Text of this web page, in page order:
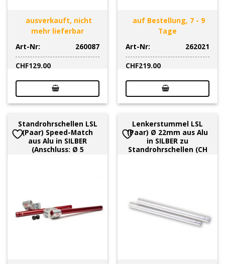
ausverkauft, nicht
mehr lieferbar
Art-Nr:
260087
CHF129.00
auf Bestellung, 7 - 9
Tage
Art-Nr:
262021
CHF219.00
Standrohrschellen LSL
(Paar) Speed-Match
aus Alu in SILBER
(Anschluss: Ø 5
Lenkerstummel LSL
(Paar) Ø 22mm aus Alu
in SILBER zu
Standrohrschellen (CH